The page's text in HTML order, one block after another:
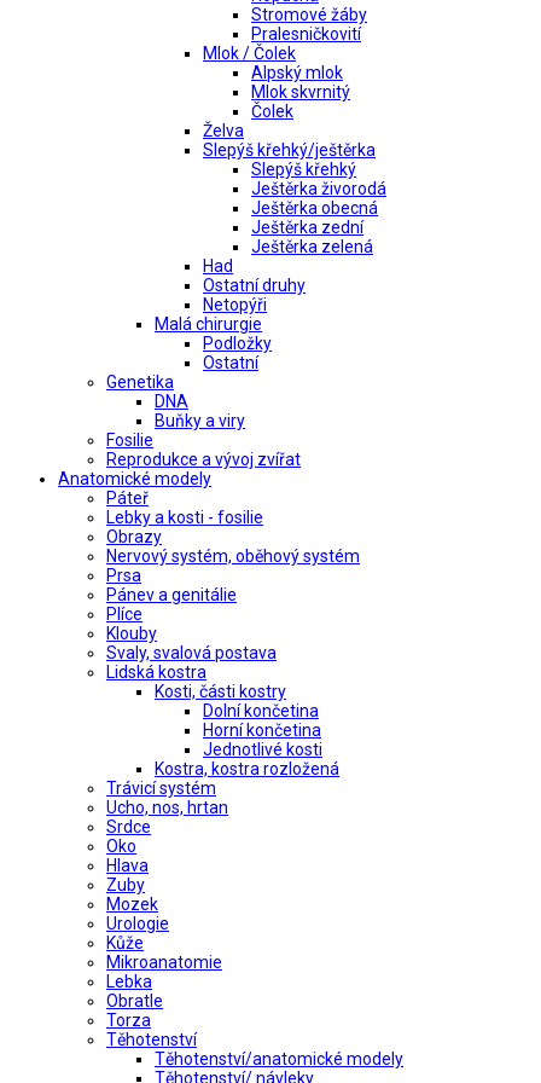
Stromové žáby
Pralesničkovití
Mlok / Čolek
Alpský mlok
Mlok skvrnitý
Čolek
Želva
Slepýš křehký/ještěrka
Slepýš křehký
Ještěrka živorodá
Ještěrka obecná
Ještěrka zední
Ještěrka zelená
Had
Ostatní druhy
Netopýři
Malá chirurgie
Podložky
Ostatní
Genetika
DNA
Buňky a viry
Fosilie
Reprodukce a vývoj zvířat
Anatomické modely
Páteř
Lebky a kosti - fosilie
Obrazy
Nervový systém, oběhový systém
Prsa
Pánev a genitálie
Plíce
Klouby
Svaly, svalová postava
Lidská kostra
Kosti, části kostry
Dolní končetina
Horní končetina
Jednotlivé kosti
Kostra, kostra rozložená
Trávicí systém
Ucho, nos, hrtan
Srdce
Oko
Hlava
Zuby
Mozek
Urologie
Kůže
Mikroanatomie
Lebka
Obratle
Torza
Těhotenství
Těhotenství/anatomické modely
Těhotenství/ návleky